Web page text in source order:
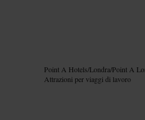
Point A Hotels/Londra/Point A
Attrazioni per viaggi di lavoro